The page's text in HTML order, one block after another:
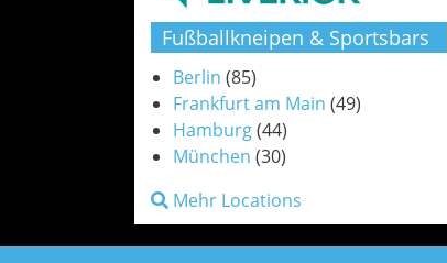
Fußballkneipen & Sportsbars
Berlin (85)
Frankfurt am Main (49)
Hamburg(44)
München (30)
Mehr Locations